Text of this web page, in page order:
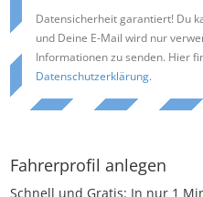
Datensicherheit garantiert! Du
und Deine E-Mail wird nur
Informationen zu senden. Hier
Datenschutzerklärung.
Fahrerprofil anlegen
Schnell und Gratis: In nur 1